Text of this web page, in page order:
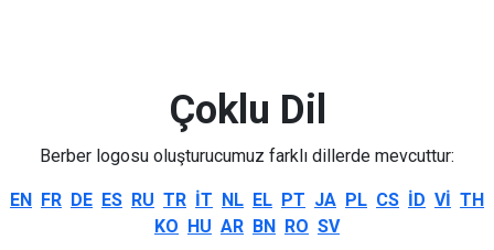
Çoklu Dil
Berber logosu oluşturucumuz farklı dillerde mevcuttur:
EN FR DE ES RU TR IT NL EL PT JA PL CS ID VI TH
KO HU AR BN RO SV